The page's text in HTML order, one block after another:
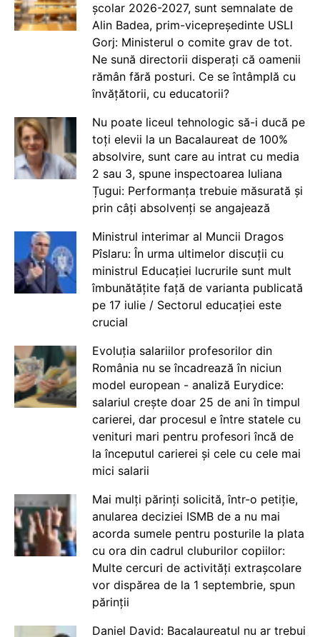
școlar 2026-2027, sunt semnalate de
Alin Badea, prim-vicepreședinte USLI
Gorj: Ministerul o comite grav de tot.
Ne sună directorii disperați că oamenii
rămân fără posturi. Ce se întâmplă cu
învățătorii, cu educatorii?
Nu poate liceul tehnologic să-i ducă pe
toți elevii la un Bacalaureat de 100%
absolvire, sunt care au intrat cu media
2 sau 3, spune inspectoarea Iuliana
Țugui: Performanța trebuie măsurată și
prin câți absolvenți se angajează
Ministrul interimar al Muncii Dragos
Pîslaru: În urma ultimelor discuții cu
ministrul Educației lucrurile sunt mult
îmbunătățite față de varianta publicată
pe 17 iulie / Sectorul educației este
crucial
Evoluția salariilor profesorilor din
România nu se încadrează în niciun
model european - analiză Eurydice:
salariul crește doar 25 de ani în timpul
carierei, dar procesul e între statele cu
venituri mari pentru profesori încă de
la începutul carierei și cele cu cele mai
mici salarii
Mai mulți părinți solicită, într-o petiție,
anularea deciziei ISMB de a nu mai
acorda sumele pentru posturile la plata
cu ora din cadrul cluburilor copiilor:
Multe cercuri de activități extrașcolare
vor dispărea de la 1 septembrie, spun
părinții
Daniel David: Bacalaureatul nu ar trebui